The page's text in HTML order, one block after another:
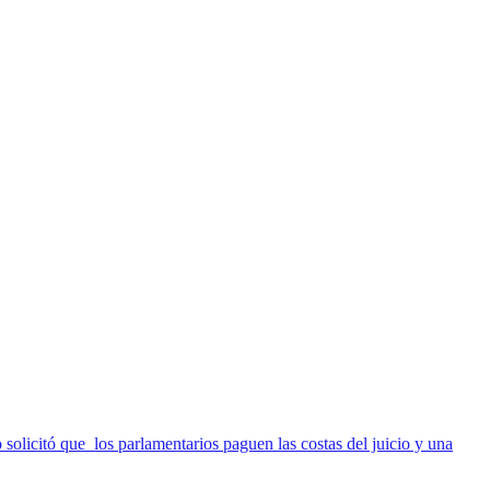
que los parlamentarios paguen las costas del juicio y una